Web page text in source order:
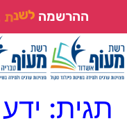
ההרשמה לשנת
תגית: ידע